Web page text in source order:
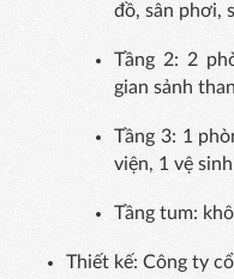
đồ, sân phơi,
Tầng 2: 2
gian sảnh
Tầng 3: 1
viện, 1 vệ
Tầng tum:
Thiết kế: Công ty